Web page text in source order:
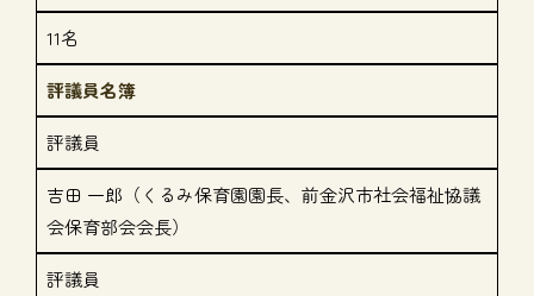
11名
評議員名簿
評議員
吉田 一郎（くるみ保育園園長、前金沢市社会福祉協議
会保育部会会長）
評議員